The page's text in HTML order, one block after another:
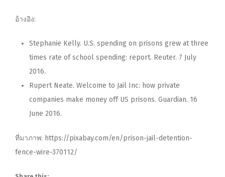
อ้างอิง:
Stephanie Kelly. U.S. spending on prisons grew at three
times rate of school spending: report. Reuter. 7 July
2016.
Rupert Neate. Welcome to Jail Inc: how private
companies make money off US prisons. Guardian. 16
June 2016.
ที่มาภาพ: https://pixabay.com/en/prison-jail-detention-
fence-wire-370112/